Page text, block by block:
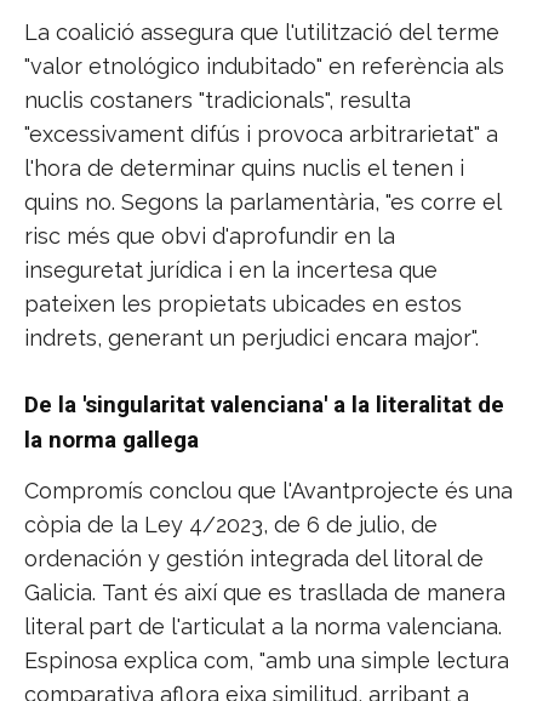
La coalició assegura que l'utilització del terme
"valor etnológico indubitado" en referència als
nuclis costaners "tradicionals", resulta
"excessivament difús i provoca arbitrarietat" a
l'hora de determinar quins nuclis el tenen i
quins no. Segons la parlamentària, "es corre el
risc més que obvi d'aprofundir en la
inseguretat jurídica i en la incertesa que
pateixen les propietats ubicades en estos
indrets, generant un perjudici encara major".
De la 'singularitat valenciana' a la literalitat de
la norma gallega
Compromís conclou que l'Avantprojecte és una
còpia de la Ley 4/2023, de 6 de julio, de
ordenación y gestión integrada del litoral de
Galicia. Tant és així que es trasllada de manera
literal part de l'articulat a la norma valenciana.
Espinosa explica com, "amb una simple lectura
comparativa aflora eixa similitud, arribant a